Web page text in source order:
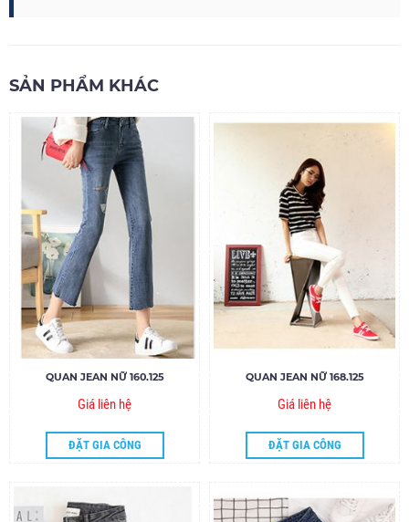
SẢN PHẨM KHÁC
QUAN JEAN NỮ 160.125
Giá liên hệ
ĐẶT GIA CÔNG
QUAN JEAN NỮ 168.125
Giá liên hệ
ĐẶT GIA CÔNG